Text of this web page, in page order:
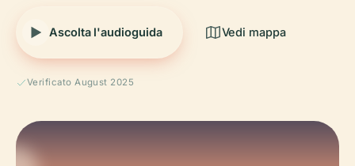
Ascolta l'audioguida Vedi mappa
Verificato August 2025